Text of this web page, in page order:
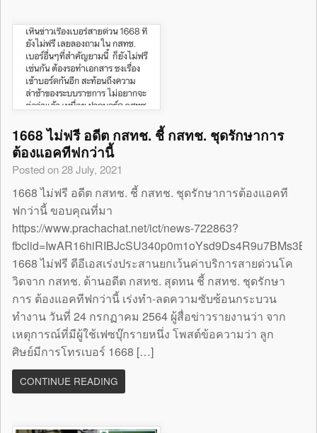
1668 ไม่ฟรี อดีต กสทช. ชี้ กสทช. ชุดรักษาการ
ต้องแอคทีฟกว่านี้
Posted on 28 July, 2021
1668 ไม่ฟรี อดีต กสทช. ชี้ กสทช. ชุดรักษาการต้องแอคที
ฟกว่านี้ ขอบคุณที่มา
https://www.prachachat.net/ict/news-722863?
1668 ไม่ฟรี ดีอีเอสเร่งประสานยกเว้นค่าบริการสายด่วนโค
วิดจาก กสทช. ด้านอดีต กสทช. สุดทน ชี้ กสทช. ชุดรักษา
การ ต้องแอคทีฟกว่านี้ เร่งทำ-ลดความซับซ้อนกระบวน
ทำงาน วันที่ 24 กรกฏาคม 2564 ผู้สื่อข่าวรายงานว่า จาก
เหตุการณ์ที่มีผู้ใช้เฟซบุ๊กรายหนึ่ง โพสต์ข้อความว่า ลูก
ศิษย์มีการโทรเบอร์ 1668 […]
CONTINUE READING